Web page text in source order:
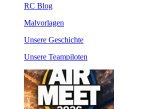
RC Blog
Malvorlagen
Unsere Geschichte
Unsere Teampiloten